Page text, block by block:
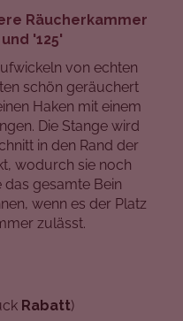
Räucherkammer
'125'
von echten
schön geräuchert
Haken mit einem
Die Stange wird
in den Rand der
wodurch sie noch
das gesamte Bein
wenn es der Platz
zulässt.
Rabatt)